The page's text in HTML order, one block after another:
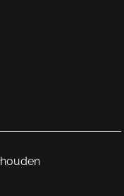
van